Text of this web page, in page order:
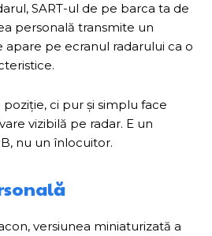
SART-ul de pe barca ta de
personală transmite un
apare pe ecranul radarului ca o
ci pur și simplu face
vizibilă pe radar. E un
nu un înlocuitor.
versiunea miniaturizată a